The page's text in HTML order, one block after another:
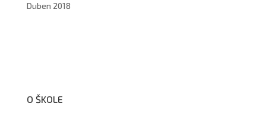
Duben 2018
O ŠKOLE